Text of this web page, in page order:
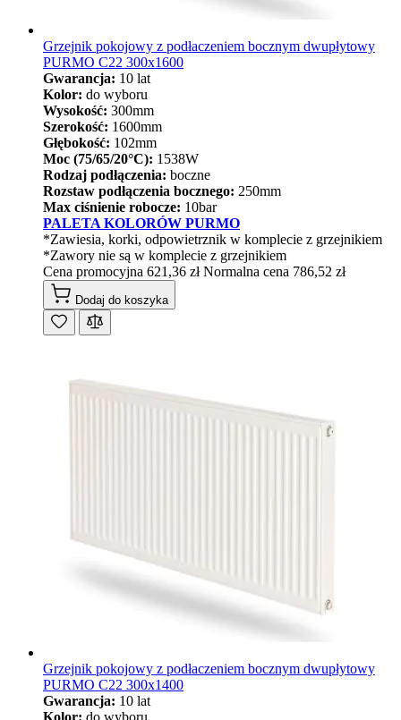
Grzejnik pokojowy z podłaczeniem bocznym dwupłytowy
PURMO C22 300x1600
Gwarancja: 10 lat
Kolor: do wyboru
Wysokość: 300mm
Szerokość: 1600mm
Głębokość: 102mm
Moc (75/65/20°C): 1538W
Rodzaj podłączenia: boczne
Rozstaw podłączenia bocznego: 250mm
Max ciśnienie robocze: 10bar
PALETA KOLORÓW PURMO
*Zawiesia, korki, odpowietrznik w komplecie z grzejnikiem
*Zawory nie są w komplecie z grzejnikiem
Cena promocyjna 621,36 zł Normalna cena 786,52 zł
Dodaj do koszyka
Grzejnik pokojowy z podłaczeniem bocznym dwupłytowy
PURMO C22 300x1400
Gwarancja: 10 lat
Kolor: do wyboru